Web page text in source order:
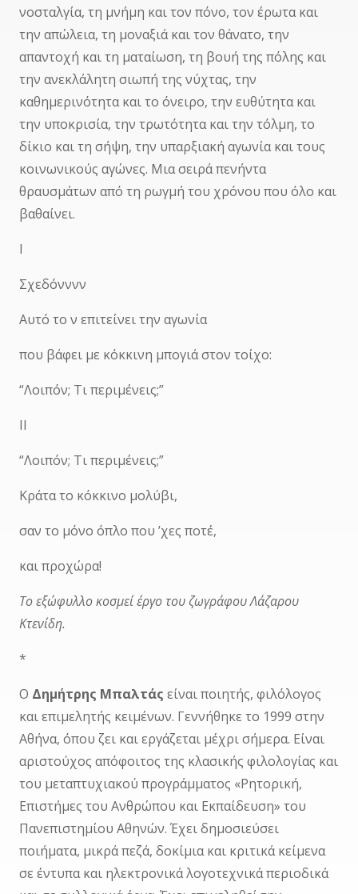
νοσταλγία, τη μνήμη και τον πόνο, τον έρωτα και
την απώλεια, τη μοναξιά και τον θάνατο, την
απαντοχή και τη ματαίωση, τη βουή της πόλης και
την ανεκλάλητη σιωπή της νύχτας, την
καθημερινότητα και το όνειρο, την ευθύτητα και
την υποκρισία, την τρωτότητα και την τόλμη, το
δίκιο και τη σήψη, την υπαρξιακή αγωνία και τους
κοινωνικούς αγώνες. Μια σειρά πενήντα
θραυσμάτων από τη ρωγμή του χρόνου που όλο και
βαθαίνει.
Ι
Σχεδόνννν
Αυτό το ν επιτείνει την αγωνία
που βάφει με κόκκινη μπογιά στον τοίχο:
“Λοιπόν; Τι περιμένεις;”
ΙΙ
“Λοιπόν; Τι περιμένεις;”
Κράτα το κόκκινο μολύβι,
σαν το μόνο όπλο που ’χες ποτέ,
και προχώρα!
Το εξώφυλλο κοσμεί έργο του ζωγράφου Λάζαρου
Κτενίδη.
*
Ο Δημήτρης Μπαλτάς είναι ποιητής, φιλόλογος
και επιμελητής κειμένων. Γεννήθηκε το 1999 στην
Αθήνα, όπου ζει και εργάζεται μέχρι σήμερα. Είναι
αριστούχος απόφοιτος της κλασικής φιλολογίας και
του μεταπτυχιακού προγράμματος «Ρητορική,
Επιστήμες του Ανθρώπου και Εκπαίδευση» του
Πανεπιστημίου Αθηνών. Έχει δημοσιεύσει
ποιήματα, μικρά πεζά, δοκίμια και κριτικά κείμενα
σε έντυπα και ηλεκτρονικά λογοτεχνικά περιοδικά